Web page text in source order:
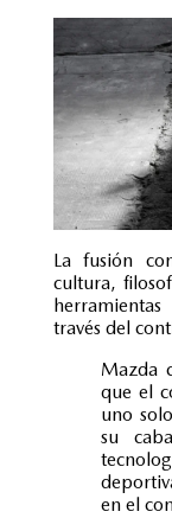
La fusión
cultura,
través del
Mazda
que el
uno
su
en el